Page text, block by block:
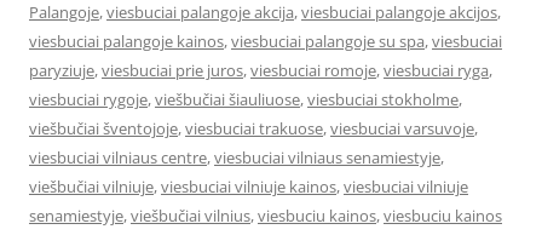
Palangoje,viesbuciai palangoje akcija,viesbuciai palangoje akcijos,
viesbuciai palangoje kainos,viesbuciai palangoje su spa,viesbuciai
paryziuje,viesbuciai prie juros,viesbuciai romoje,viesbuciai ryga,
viesbuciai rygoje,viešbučiai šiauliuose,viesbuciai stokholme,
viešbučiai šventojoje,viesbuciai trakuose,viesbuciai varsuvoje,
viesbuciai vilniaus centre,viesbuciai vilniaus senamiestyje,
viešbučiai vilniuje,viesbuciai vilniuje kainos,viesbuciai vilniuje
senamiestyje,viešbučiai vilnius,viesbuciu kainos,viesbuciu kainos